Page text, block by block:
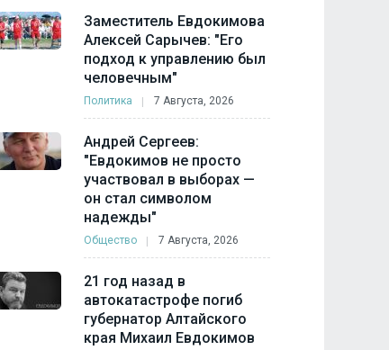
Заместитель Евдокимова
Алексей Сарычев: "Его
подход к управлению был
человечным"
Политика 7 Августа, 2026
Андрей Сергеев:
"Евдокимов не просто
участвовал в выборах —
он стал символом
надежды"
Общество 7 Августа, 2026
21 год назад в
автокатастрофе погиб
губернатор Алтайского
края Михаил Евдокимов